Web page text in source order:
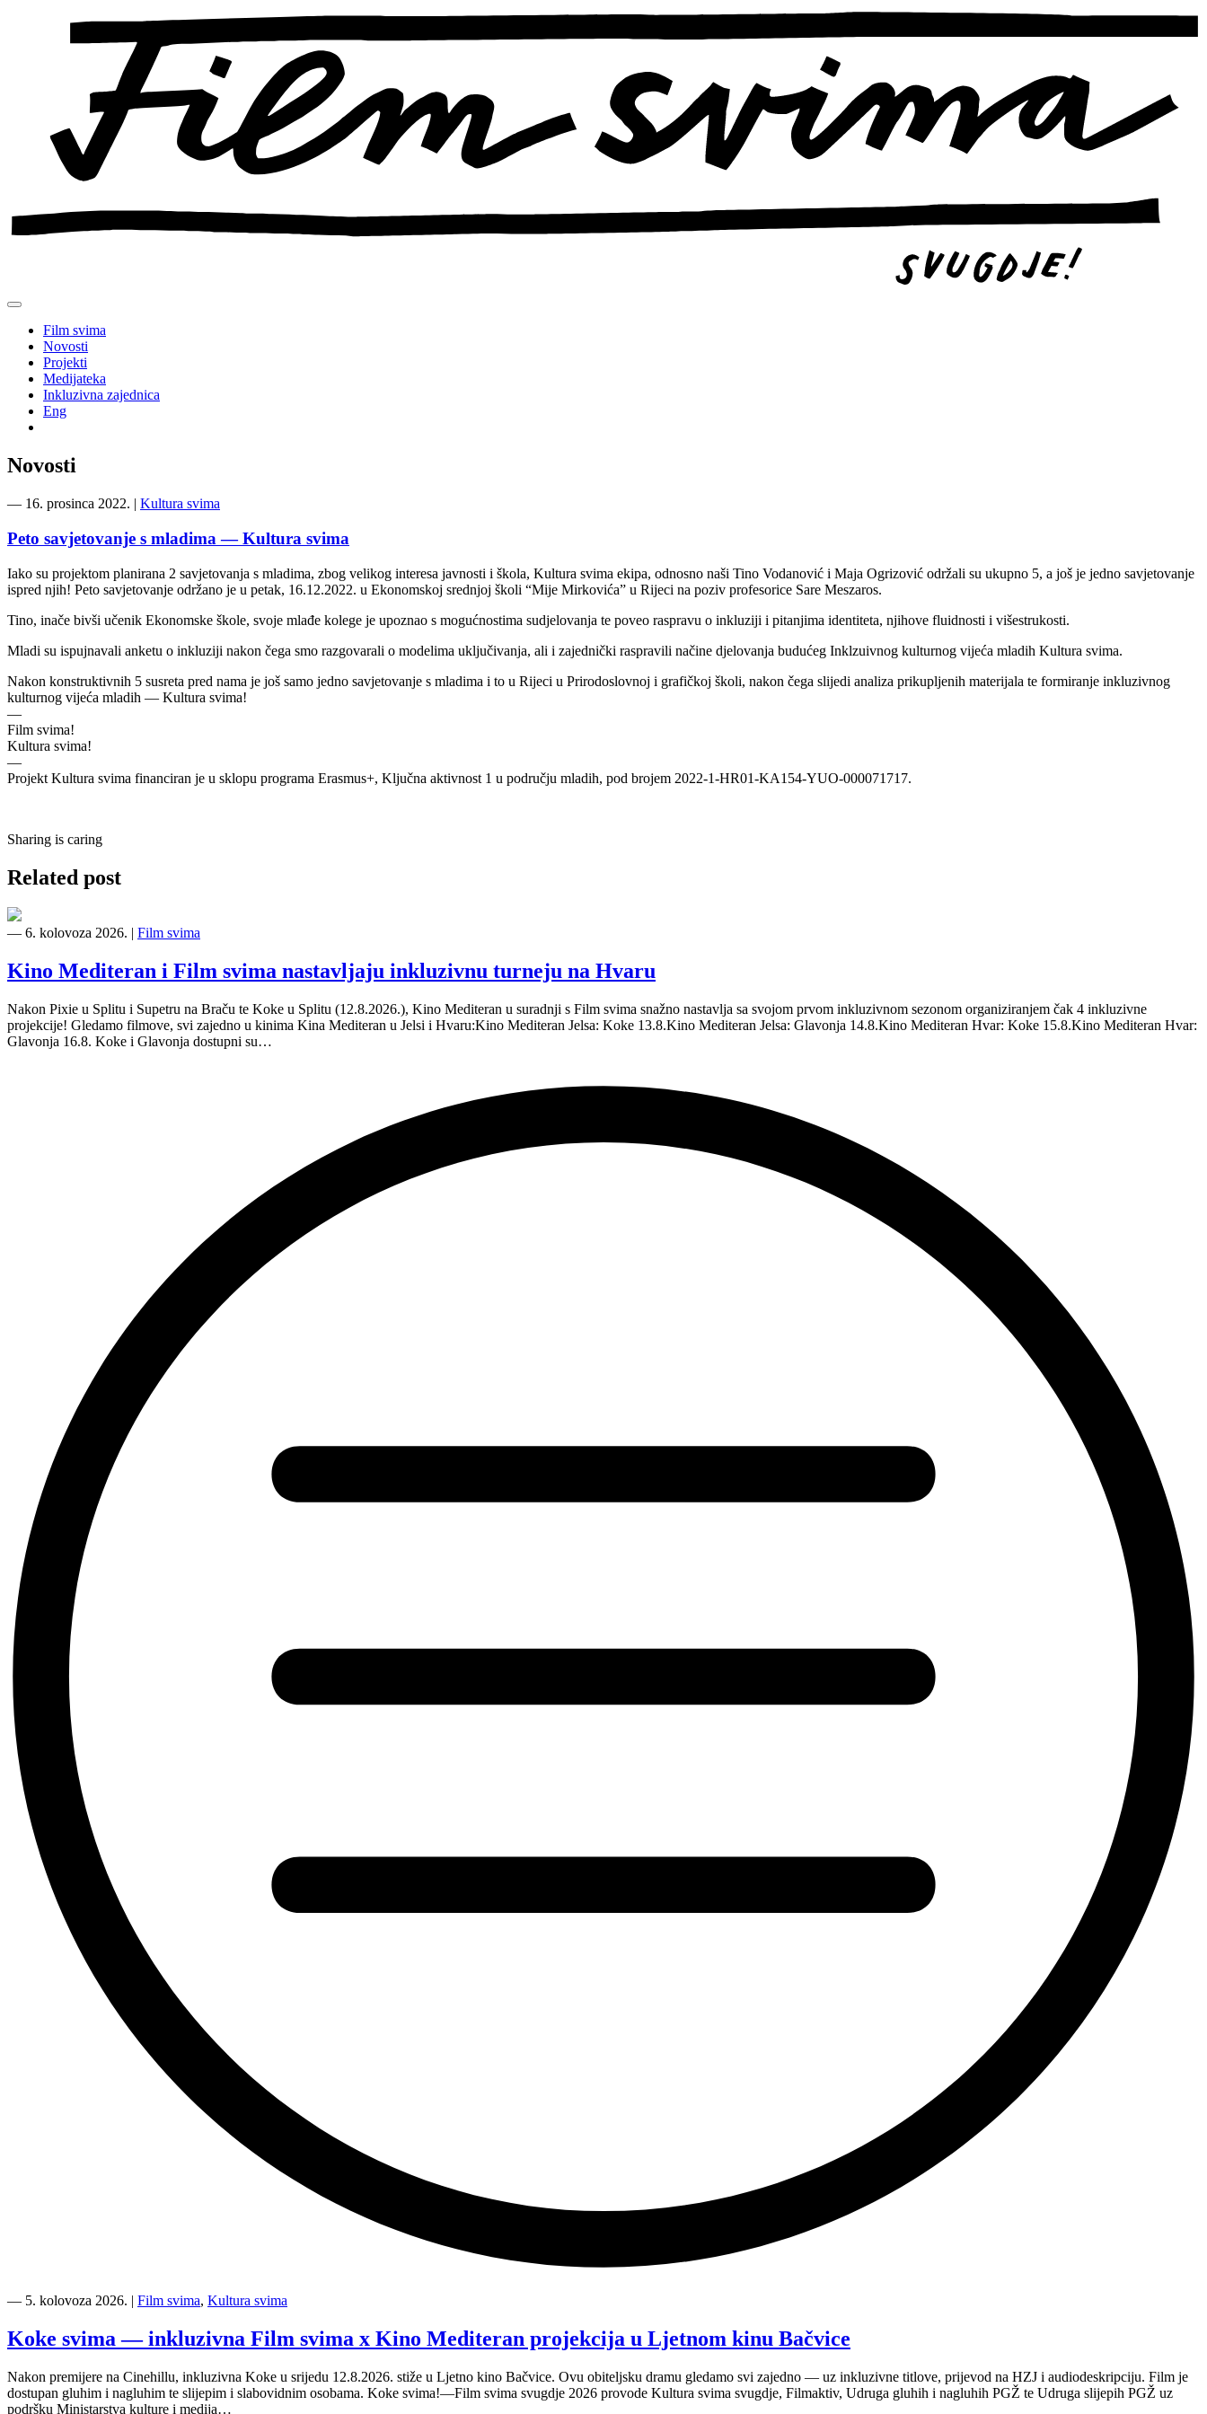
Film svima
Novosti
Projekti
Medijateka
Inkluzivna zajednica
Eng
Novosti
― 16. prosinca 2022. | Kultura svima
Peto savjetovanje s mladima — Kultura svima
Iako su projektom planirana 2 savjetovanja s mladima, zbog velikog interesa javnosti i škola, Kultura svima ekipa, odnosno naši Tino Vodanović i Maja Ogrizović održali su ukupno 5, a još je jedno savjetovanje
ispred njih! Peto savjetovanje održano je u petak, 16.12.2022. u Ekonomskoj srednjoj školi “Mije Mirkovića” u Rijeci na poziv profesorice Sare Meszaros.
Tino, inače bivši učenik Ekonomske škole, svoje mlađe kolege je upoznao s mogućnostima sudjelovanja te poveo raspravu o inkluziji i pitanjima identiteta, njihove fluidnosti i višestrukosti.
Mladi su ispujnavali anketu o inkluziji nakon čega smo razgovarali o modelima uključivanja, ali i zajednički raspravili načine djelovanja budućeg Inklzuivnog kulturnog vijeća mladih Kultura svima.
Nakon konstruktivnih 5 susreta pred nama je još samo jedno savjetovanje s mladima i to u Rijeci u Prirodoslovnoj i grafičkoj školi, nakon čega slijedi analiza prikupljenih materijala te formiranje inkluzivnog
kulturnog vijeća mladih — Kultura svima!
—
Film svima!
Kultura svima!
—
Projekt Kultura svima financiran je u sklopu programa Erasmus+, Ključna aktivnost 1 u području mladih, pod brojem 2022-1-HR01-KA154-YUO-000071717.
Sharing is caring
Related post
― 6. kolovoza 2026. Film svima
Kino Mediteran i Film svima nastavljaju inkluzivnu turneju na Hvaru
Nakon Pixie u Splitu i Supetru na Braču te Koke u Splitu (12.8.2026.), Kino Mediteran u suradnji s Film svima snažno nastavlja sa svojom prvom inkluzivnom sezonom organiziranjem čak 4 inkluzivne
projekcije! Gledamo filmove, svi zajedno u kinima Kina Mediteran u Jelsi i Hvaru:Kino Mediteran Jelsa: Koke 13.8.Kino Mediteran Jelsa: Glavonja 14.8.Kino Mediteran Hvar: Koke 15.8.Kino Mediteran Hvar:
Glavonja 16.8. Koke i Glavonja dostupni su…
Mediteran
Film
svima
inkluzivnu
turneju
― 5. kolovoza 2026. | Film svima, Kultura svima
Koke svima — inkluzivna Film svima x Kino Mediteran projekcija u Ljetnom kinu Bačvice
Nakon premijere na Cinehillu, inkluzivna Koke u srijedu 12.8.2026. stiže u Ljetno kino Bačvice. Ovu obiteljsku dramu gledamo svi zajedno — uz inkluzivne titlove, prijevod na HZJ i audiodeskripciju. Film je
dostupan gluhim i nagluhim te slijepim i slabovidnim osobama. Koke svima!—Film svima svugdje 2026 provode Kultura svima svugdje, Filmaktiv, Udruga gluhih i nagluhih PGŽ te Udruga slijepih PGŽ uz
podršku Ministarstva kulture i medija…